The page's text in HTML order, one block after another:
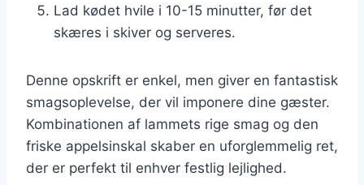
Lad kødet hvile i 10-15 minutter, før det
skæres i skiver og serveres.
Denne opskrift er enkel, men giver en fantastisk
smagsoplevelse, der vil imponere dine gæster.
Kombinationen af lammets rige smag og den
friske appelsinskal skaber en uforglemmelig ret,
der er perfekt til enhver festlig lejlighed.